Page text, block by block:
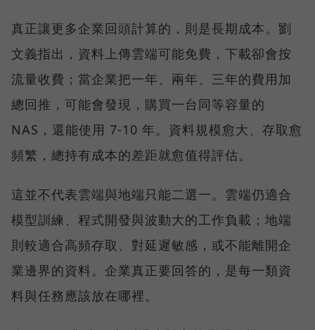
真正讓更多企業回頭計算的，則是長期成本。劉
文義指出，資料上傳雲端可能免費，下載卻會按
流量收費；當企業把一年、兩年、三年的費用加
總回推，可能會發現，購買一台同等容量的
NAS，還能使用 7-10 年。資料規模愈大、存取愈
頻繁，總持有成本的差距就愈值得評估。
這並不代表雲端與地端只能二選一。雲端仍適合
模型訓練、程式開發與波動大的工作負載；地端
則較適合高頻存取、對延遲敏感，或不能離開企
業邊界的資料。企業真正要回答的，是每一類資
料與任務應該放在哪裡。